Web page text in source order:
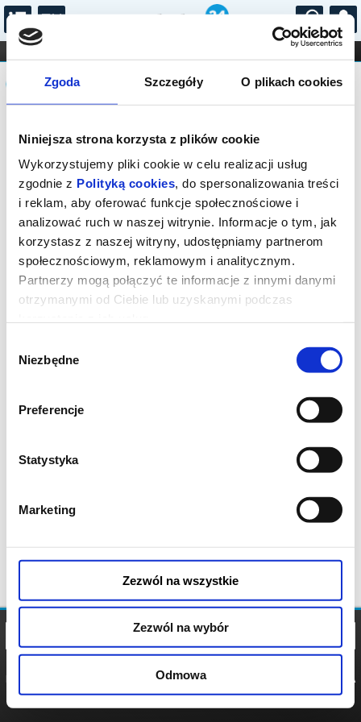
Zgoda Szczegóły O plikach cookies
Niniejsza strona korzysta z plików cookie
Wykorzystujemy pliki cookie w celu realizacji usług
zgodnie z Polityką cookies, do spersonalizowania treści
i reklam, aby oferować funkcje społecznościowe i
analizować ruch w naszej witrynie. Informacje o tym, jak
korzystasz z naszej witryny, udostępniamy partnerom
społecznościowym, reklamowym i analitycznym.
Partnerzy mogą połączyć te informacje z innymi danymi
otrzymanymi od Ciebie lub uzyskanymi podczas
zgody
Niezbędne
Preferencje
Statystyka
Marketing
Zezwól na wszystkie
Zezwól na wybór
Odmowa
...
FILHARMONIA OPERA I BALET
STAND-UP
DLA DZIECI
Komunikat
Sprzedaż biletów on-line na wydarzenie
została zakończona.
POLITYKA
POLITYKA